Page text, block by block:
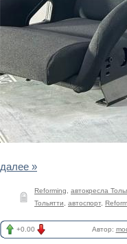
далее »
Reforming
автокресла
Тольятти
автоспорт,
+0.00 Автор: